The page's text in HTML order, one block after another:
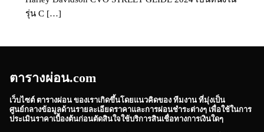
รุ่น C […]
ตารางผ่อน.com
เว็บไซต์ ตารางผ่อน ของเราเกิดขึ้นโดยแนวคิดของ ทีมงาน ที่มุ่งเป็น
ศูนย์กลางข้อมูลด้านรายละเอียดราคาและการผ่อนชำระต่างๆ เพื่อใช้ในการ
ประเมินราคาเบื้องต้นก่อนตัดสินใจใช้บริการสินเชื่อทางการเงินใดๆ